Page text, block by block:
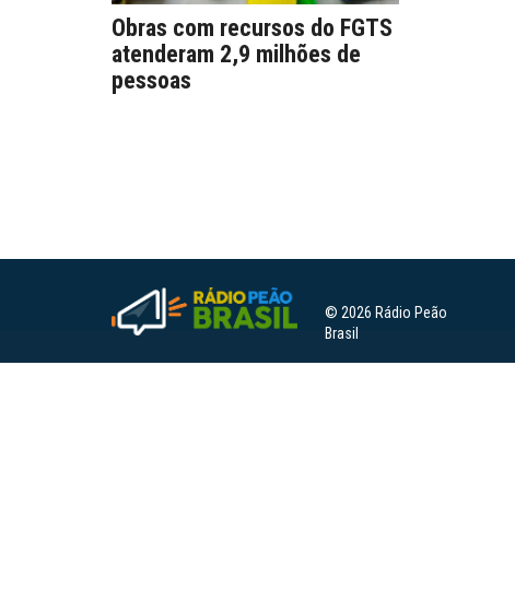
Obras com recursos do FGTS
atenderam 2,9 milhões de
pessoas
© 2026 Rádio Peão
Brasil